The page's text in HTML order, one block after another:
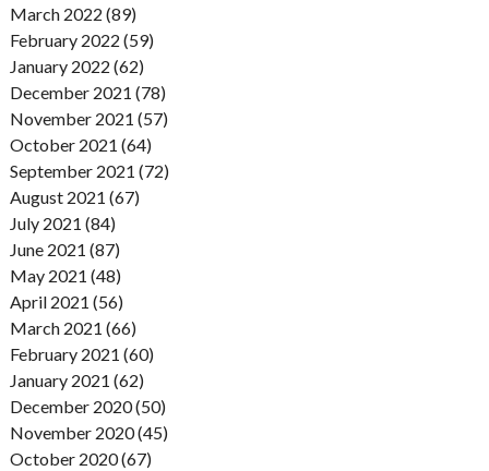
March 2022 (89)
February 2022 (59)
January 2022 (62)
December 2021 (78)
November 2021 (57)
October 2021 (64)
September 2021 (72)
August 2021 (67)
July 2021 (84)
June 2021 (87)
May 2021 (48)
April 2021 (56)
March 2021 (66)
February 2021 (60)
January 2021 (62)
December 2020 (50)
November 2020 (45)
October 2020 (67)